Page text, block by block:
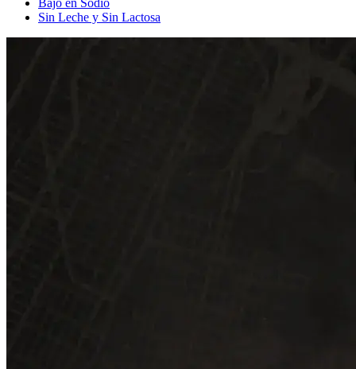
Sin Leche y Sin Lactosa